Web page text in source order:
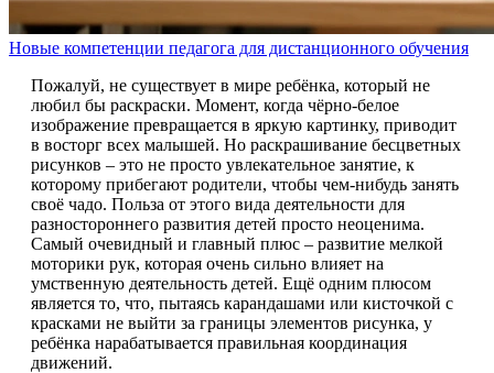
Новые компетенции педагога для дистанционного обучения
Пожалуй, не существует в мире ребёнка, который не
любил бы раскраски. Момент, когда чёрно-белое
изображение превращается в яркую картинку, приводит
в восторг всех малышей. Но раскрашивание бесцветных
рисунков – это не просто увлекательное занятие, к
которому прибегают родители, чтобы чем-нибудь занять
своё чадо. Польза от этого вида деятельности для
разностороннего развития детей просто неоценима.
Самый очевидный и главный плюс – развитие мелкой
моторики рук, которая очень сильно влияет на
умственную деятельность детей. Ещё одним плюсом
является то, что, пытаясь карандашами или кисточкой с
красками не выйти за границы элементов рисунка, у
ребёнка нарабатывается правильная координация
движений.